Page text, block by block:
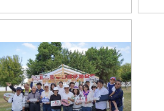
民間團體參加野餐日合照留念